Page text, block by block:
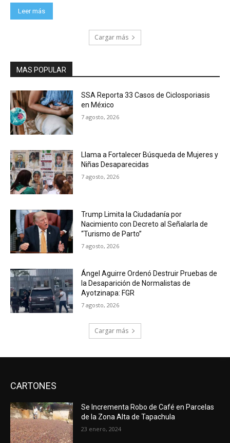
Leer más
Cargar más
MAS POPULAR
SSA Reporta 33 Casos de Ciclosporiasis
en México
7 agosto, 2026
Llama a Fortalecer Búsqueda de Mujeres y
Niñas Desaparecidas
7 agosto, 2026
Trump Limita la Ciudadanía por
Nacimiento con Decreto al Señalarla de
“Turismo de Parto”
7 agosto, 2026
Ángel Aguirre Ordenó Destruir Pruebas de
la Desaparición de Normalistas de
Ayotzinapa: FGR
7 agosto, 2026
Cargar más
CARTONES
Se Incrementa Robo de Café en Parcelas
de la Zona Alta de Tapachula
23 enero, 2024